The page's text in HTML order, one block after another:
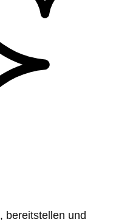
bereitstellen und